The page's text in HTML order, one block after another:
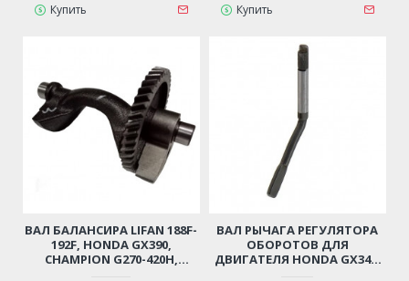
Купить Купить
ВАЛ БАЛАНСИРА LIFAN 188F-
192F, HONDA GX390,
CHAMPION G270-420Н,
ВАЛ РЫЧАГА РЕГУЛЯТОРА
ОБОРОТОВ ДЛЯ
ДВИГАТЕЛЯ HONDA GX340,